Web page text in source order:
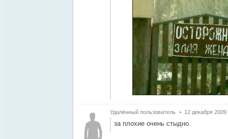
Удалённый пользователь 12 декабря 2009
за плохие очень стыдно.